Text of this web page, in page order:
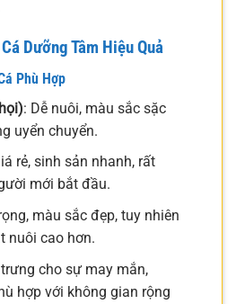
Dưỡng Tâm Hiệu Quả
Phù Hợp
: Dễ nuôi, màu sắc sặc
uyển chuyển.
rẻ, sinh sản nhanh, rất
mới bắt đầu.
màu sắc đẹp, tuy nhiên
nuôi cao hơn.
cho sự may mắn,
hợp với không gian rộng